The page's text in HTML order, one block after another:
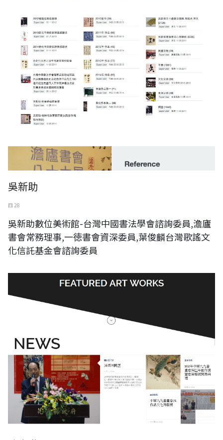
吳新助
四 28
吳新助數位美術館-台灣中國書法學會諮詢委員,澹廬
書會常務理事,一徳書會資深委員,葉俊麟台灣歌謠文
化信託基金會諮詢委員